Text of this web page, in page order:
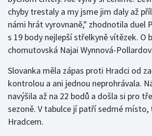
Ragby
Rychlobruslení
Rychlostní kanoistika
Short track
Sportovní střelba
chyby trestaly a my jsme jim daly až
námi hrát vyrovnaně," zhodnotila duel
s 19 body nejlepší střelkyně vítězek. O
chomutovská Najai Wynnová-
Slovanka měla zápas proti Hradci od
kontrolou a ani jednou neprohrávala.
navýšila až na 22 bodů a došla si pro
sezoně. V tabulce jí patří sedmé místo,
Hradcem.